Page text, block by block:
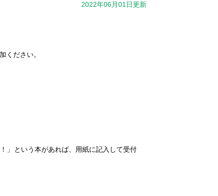
2022年06月01日更新
ください。
」という本があれば、用紙に記入して受付